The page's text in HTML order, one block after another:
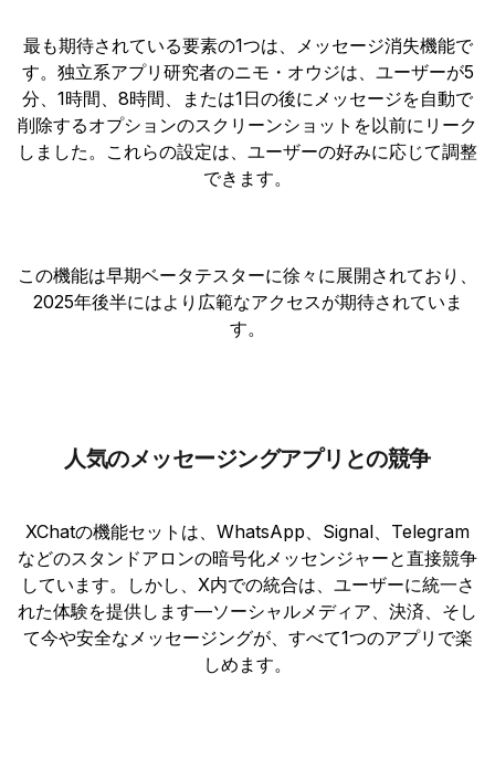
最も期待されている要素の1つは、メッセージ消失機能で
す。独立系アプリ研究者のニモ・オウジは、ユーザーが5
分、1時間、8時間、または1日の後にメッセージを自動で
削除するオプションのスクリーンショットを以前にリーク
しました。これらの設定は、ユーザーの好みに応じて調整
できます。
この機能は早期ベータテスターに徐々に展開されており、
2025年後半にはより広範なアクセスが期待されていま
す。
人気のメッセージングアプリとの競争
XChatの機能セットは、WhatsApp、Signal、Telegram
などのスタンドアロンの暗号化メッセンジャーと直接競争
しています。しかし、X内での統合は、ユーザーに統一さ
れた体験を提供します—ソーシャルメディア、決済、そし
て今や安全なメッセージングが、すべて1つのアプリで楽
しめます。